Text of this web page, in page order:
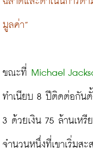
มูลค่า”
ขณะที่ Michael
ทำเนียบ 8 ปีติดต่อกันตั้
3 ด้วยเงิน 75 ล้านเห
จำนวนหนึ่งที่เขาเริ่มส